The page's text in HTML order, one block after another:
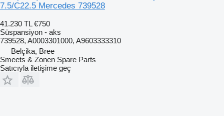
7.5/C22.5 Mercedes 739528
41.230 TL €750
Süspansiyon - aks
739528, A0003301000, A9603333310
Belçika, Bree
Smeets & Zonen Spare Parts
Satıcıyla iletişime geç